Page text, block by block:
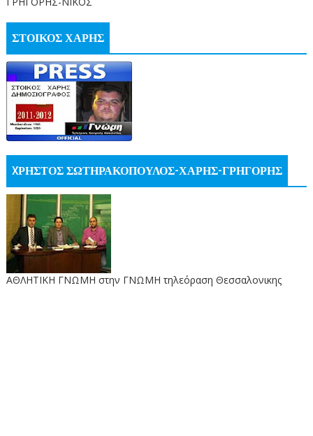
ΣΤΟΙΚΟΣ ΧΑΡΗΣ
XΡΗΣΤΟΣ ΣΩΤΗΡΑΚΟΠΟΥΛΟΣ-ΧΑΡΗΣ-ΓΡΗΓΟΡΗΣ
ΑΘΛΗΤΙΚΗ ΓΝΩΜΗ στην ΓΝΩΜΗ τηλεόραση Θεσσαλονικης